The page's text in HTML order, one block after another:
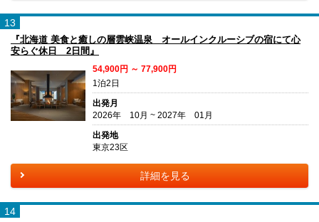
13
『北海道 美食と癒しの層雲峡温泉 オールインクルーシブの宿にて心
安らぐ休日 2日間』
54,900円 ～ 77,900円
1泊2日
出発月
2026年 10月 ~ 2027年 01月
出発地
東京23区
詳細を見る
14